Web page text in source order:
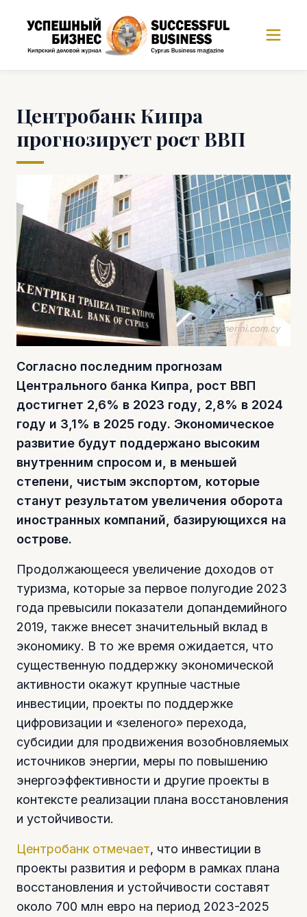
Центробанк Кипра
прогнозирует рост ВВП
Фото kathimerini.com.cy
Согласно последним прогнозам
Центрального банка Кипра, рост ВВП
достигнет 2,6% в 2023 году, 2,8% в 2024
году и 3,1% в 2025 году. Экономическое
развитие будут поддержано высоким
внутренним спросом и, в меньшей
степени, чистым экспортом, которые
станут результатом увеличения оборота
иностранных компаний, базирующихся на
острове.
Продолжающееся увеличение доходов от
туризма, которые за первое полугодие 2023
года превысили показатели допандемийного
2019, также внесет значительный вклад в
экономику. В то же время ожидается, что
существенную поддержку экономической
активности окажут крупные частные
инвестиции, проекты по поддержке
цифровизации и «зеленого» перехода,
субсидии для продвижения возобновляемых
источников энергии, меры по повышению
энергоэффективности и другие проекты в
контексте реализации плана восстановления
и устойчивости.
Центробанк отмечает, что инвестиции в
проекты развития и реформ в рамках плана
восстановления и устойчивости составят
около 700 млн евро на период 2023-2025